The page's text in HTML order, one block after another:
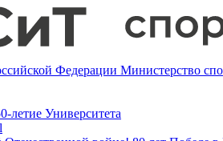
Министерство
летие Университета